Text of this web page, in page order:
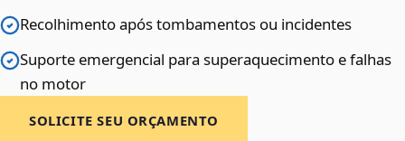
Recolhimento após tombamentos ou incidentes
Suporte emergencial para superaquecimento e falhas
no motor
SOLICITE SEU ORÇAMENTO